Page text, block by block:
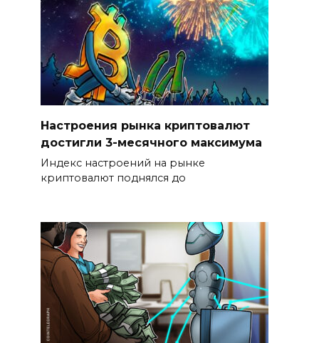
Настроения рынка криптовалют
достигли 3-месячного максимума
Индекс настроений на рынке
криптовалют поднялся до